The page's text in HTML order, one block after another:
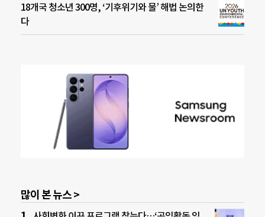
18개국 청소년 300명, ‘기후위기와 물’ 해법 논의한
다
많이 본 뉴스 >